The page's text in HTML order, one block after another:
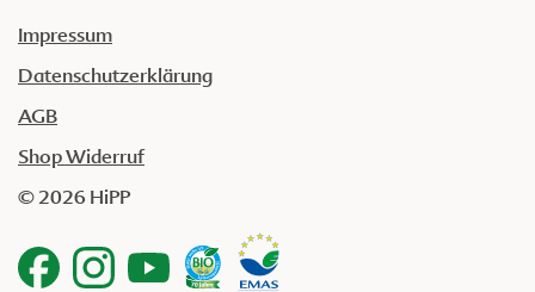
Impressum
Datenschutzerklärung
AGB
Shop Widerruf
© 2026 HiPP